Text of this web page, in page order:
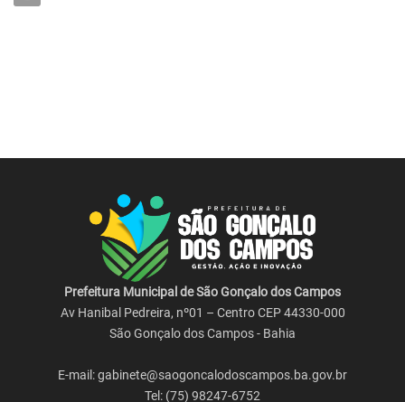
Prefeitura Municipal de São Gonçalo dos Campos
Av Hanibal Pedreira, nº01 – Centro CEP 44330-000
São Gonçalo dos Campos - Bahia
E-mail: gabinete@saogoncalodoscampos.ba.gov.br
Tel: (75) 98247-6752